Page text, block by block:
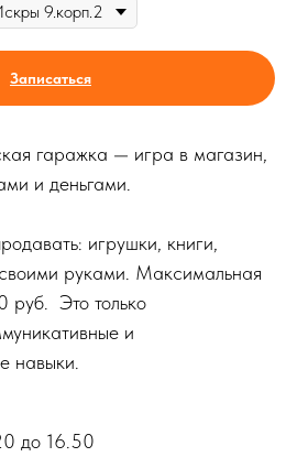
Записаться
гаражка — игра в магазин,
и деньгами.
игрушки, книги,
руками. Максимальная
руб. Это только
и
навыки.
до 16.50